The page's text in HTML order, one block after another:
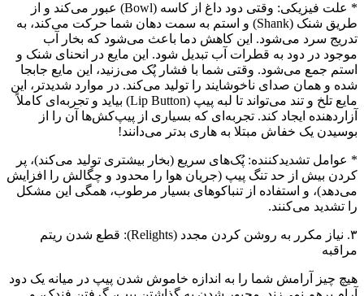
* علت فیزیکی: وقتی دود داغ از کاسه (Bowl) عبور می‌کند و از
طریق شنک (Shank) و استم به سمت دهان شما حرکت می‌کند، به
تدریج سرد می‌شود. این کاهش دما باعث می‌شود که بخار آب
موجود در دود به قطرات آب تبدیل شود. این مایع در انحنای شنک و
استم جمع می‌شود. وقتی شما با فشار پُک می‌زنید، این مایع جابجا
شده و همان صدای ناخوشایند را تولید می‌کند. در موارد شدیدتر، این
مایع تلخ و تند می‌تواند تا لبه پیپ (Lip Button) بیاید و تجربه‌ای کاملاً
آزاردهنده ایجاد کند. تجربه‌ای که بسیاری از پیپ‌کش‌ها آن را از
بوسیدن یک خفاش مبتلا به هاری بدتر می‌دانند!
* عوامل تشدیدکننده: پُک‌های سریع (بخار بیشتری تولید می‌کند)، پر
کردن بیش از حد تنگ پیپ (جریان هوا را محدود و چگالش را افزایش
می‌دهد)، و استفاده از تنباکوهای بسیار مرطوب، همگی این مشکل
را تشدید می‌کنند.
۳. نیاز مکرر به روشن کردن مجدد (Relights): قطع شدن ریتم
مراقبه
هیچ چیز آرامش شما را به اندازه خاموش شدن پیپ در میانه یک دود